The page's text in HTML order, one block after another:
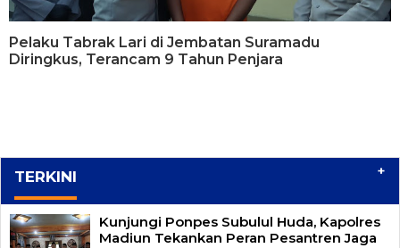
Pelaku Tabrak Lari di Jembatan Suramadu
Diringkus, Terancam 9 Tahun Penjara
TERKINI +
Kunjungi Ponpes Subulul Huda, Kapolres
Madiun Tekankan Peran Pesantren Jaga